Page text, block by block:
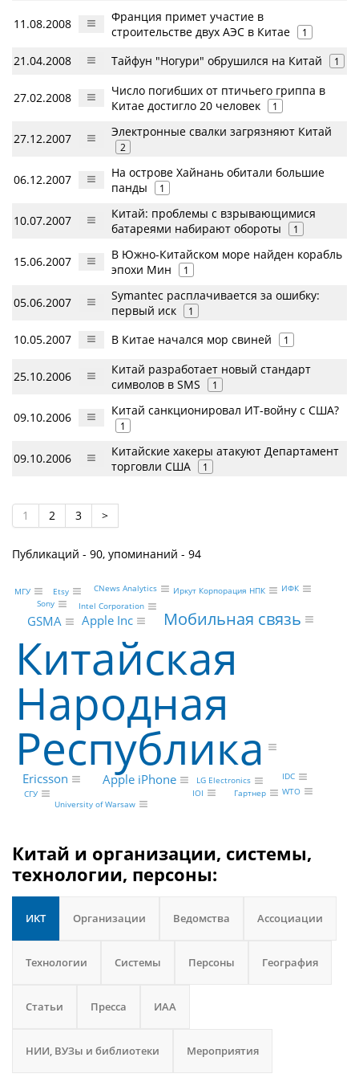
11.08.2008
Франция примет участие в
строительстве двух АЭС в Китае
1
21.04.2008 Тайфун "Ногури" обрушился на Китай 1
27.02.2008
Число погибших от птичьего гриппа в
Китае достигло 20 человек
1
27.12.2007 Электронные свалки загрязняют Китай
2
06.12.2007
На острове Хайнань обитали большие
панды
1
10.07.2007
Китай: проблемы с взрывающимися
батареями набирают обороты
1
15.06.2007
В Южно-Китайском море найден корабль
эпохи Мин
1
05.06.2007
Symantec расплачивается за ошибку:
первый иск
1
10.05.2007 В Китае начался мор свиней 1
25.10.2006
Китай разработает новый стандарт
символов в SMS
1
09.10.2006 Китай санкционировал ИТ-войну с США?
1
09.10.2006
Китайские хакеры атакуют Департамент
торговли США
1
1 2 3 >
Публикаций - 90, упоминаний - 94
Китайская
Народная
Республика
Мобильная связь
Apple Inc
Ericsson
GSMA
Apple iPhone LG Electronics
Intel Corporation
Sony
WTO
IDC
ИФК
Иркут Корпорация НПК
CNews Analytics
IOI
Etsy
Гартнер
МГУ
СГУ
University of Warsaw
Китай и организации, системы,
технологии, персоны:
ИКТ Организации Ведомства Ассоциации
Технологии Системы Персоны География
Статьи Пресса ИАА
НИИ, ВУЗы и библиотеки Мероприятия